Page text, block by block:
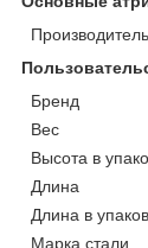
Производитель
Бренд
Вес
Высота в
Длина
Длина в
Марка стали